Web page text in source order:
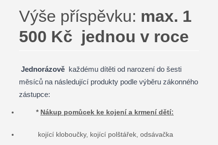
Výše příspěvku: max. 1
500 Kč jednou v roce
Jednorázově každému dítěti od narození do šesti
měsíců na následující produkty podle výběru zákonného
zástupce:
* Nákup pomůcek ke kojení a krmení dětí:
kojící kloboučky, kojící polštářek, odsávačka